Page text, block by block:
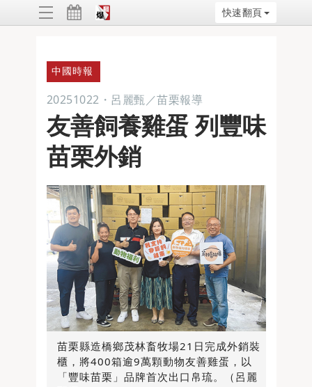
快速翻頁
中國時報
20251022 ・ 呂麗甄／苗栗報導
友善飼養雞蛋 列豐味
苗栗外銷
苗栗縣造橋鄉茂林畜牧場21日完成外銷裝
櫃，將400箱逾9萬顆動物友善雞蛋，以
「豐味苗栗」品牌首次出口帛琉。（呂麗